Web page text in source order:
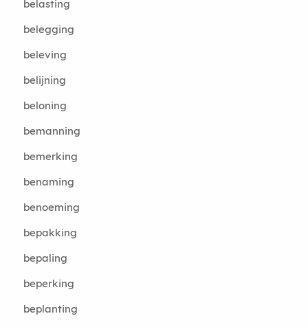
belasting
belegging
beleving
belijning
beloning
bemanning
bemerking
benaming
benoeming
bepakking
bepaling
beperking
beplanting